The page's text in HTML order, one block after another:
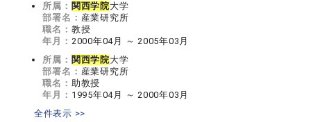
所属： 関西学院大学
部署名： 産業研究所
職名： 教授
年月： 2000年04月 ～ 2005年03月
所属： 関西学院大学
部署名： 産業研究所
職名： 助教授
年月： 1995年04月 ～ 2000年03月
全件表示 >>